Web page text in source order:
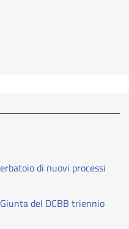
di nuovi processi
del DCBB triennio